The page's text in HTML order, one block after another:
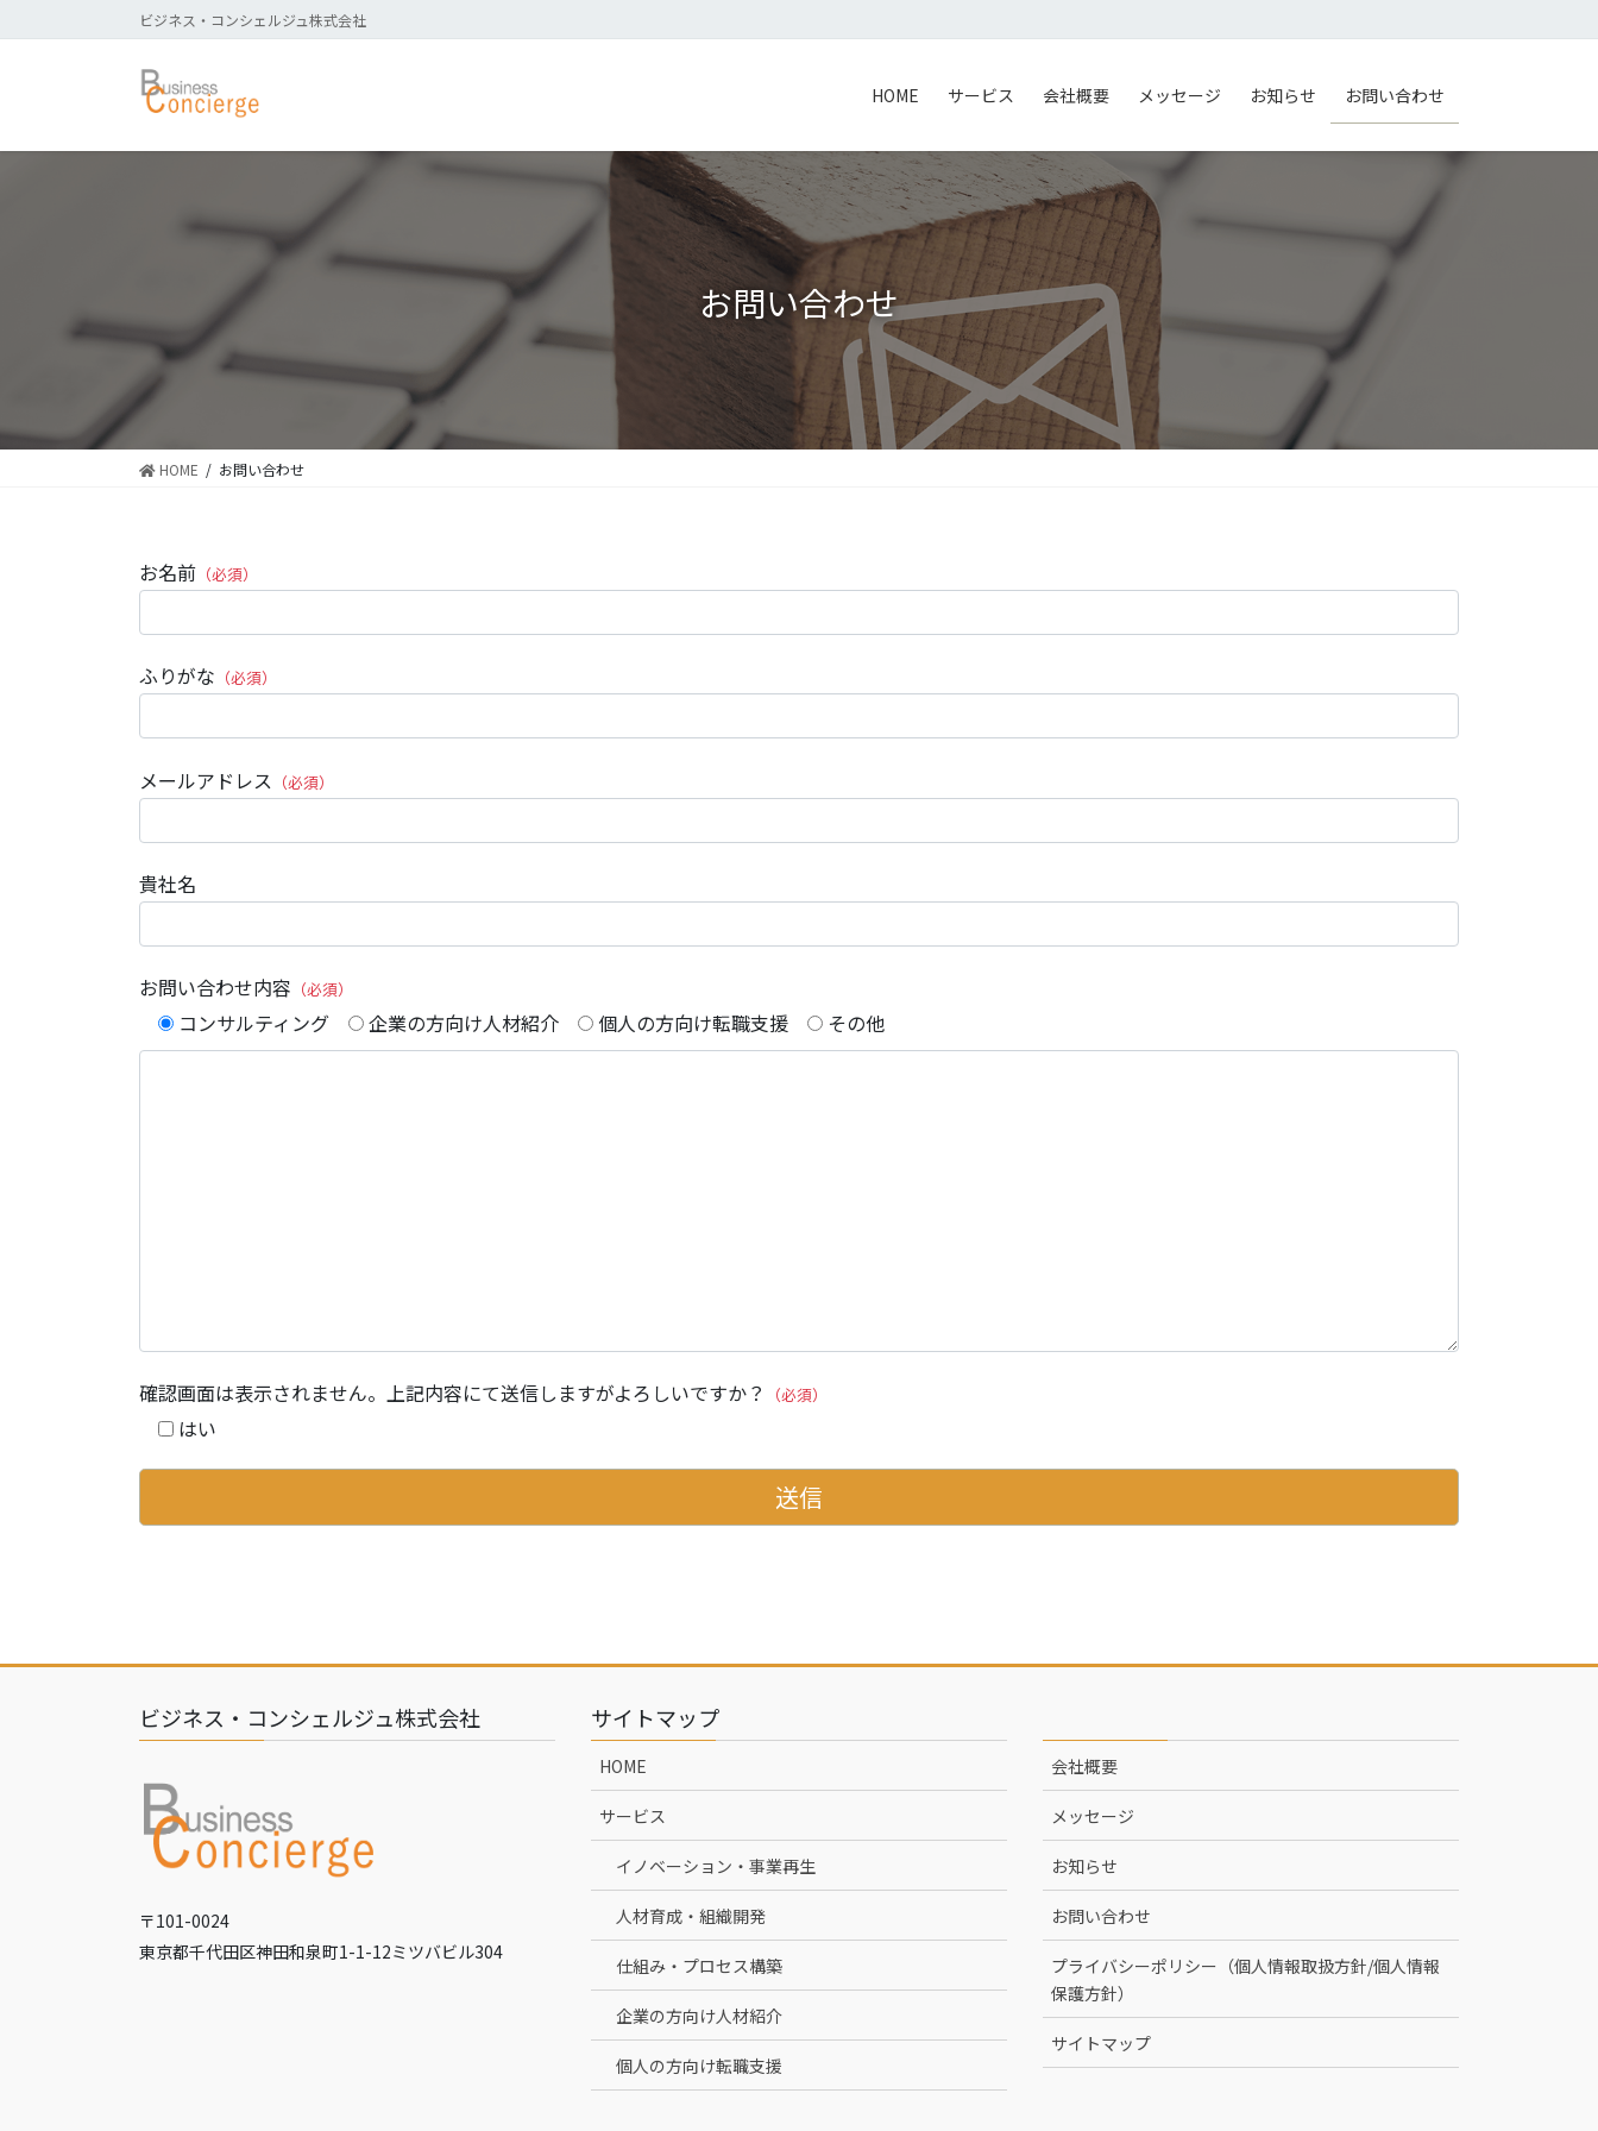
ン
に
ビ
ョ
ビジネス・コンシェルジュ株式会社
HOME サービス 会社概要 メッセージ お知らせ お問い合わせ
お問い合わせ
HOME お問い合わせ
お名前 （必須）
ふりがな （必須）
メールアドレス （必須）
貴社名
お問い合わせ内容 （必須）
コンサルティング 企業の方向け人材紹介 個人の方向け転職支援 その他
確認画面は表示されません。上記内容にて送信しますがよろしいですか？ （必須）
はい
ビジネス・コンシェルジュ株式会社
〒101-0024
東京都千代田区神田和泉町1-1-12ミツバビル304
サイトマップ
HOME
サービス
イノベーション・事業再生
人材育成・組織開発
仕組み・プロセス構築
企業の方向け人材紹介
個人の方向け転職支援
会社概要
メッセージ
お知らせ
お問い合わせ
プライバシーポリシー（個人情報取扱方針/個人情報
保護方針）
サイトマップ